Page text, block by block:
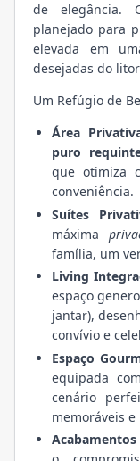
de elegância.
planejado para
elevada em
desejadas do
Um Refúgio de
Área
puro
que otimiza
conveniência.
Suítes
máxima
família, um
Living
espaço
jantar),
convívio e
Espaço
equipada
cenário
memoráveis